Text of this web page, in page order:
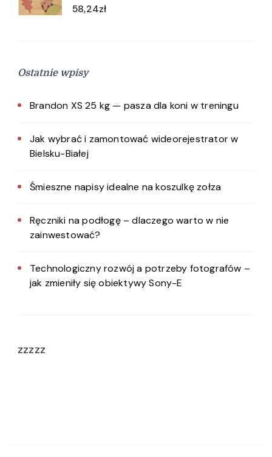
58,24zł
Ostatnie wpisy
Brandon XS 25 kg — pasza dla koni w treningu
Jak wybrać i zamontować wideorejestrator w
Bielsku-Białej
Śmieszne napisy idealne na koszulkę zołza
Ręczniki na podłogę – dlaczego warto w nie
zainwestować?
Technologiczny rozwój a potrzeby fotografów –
jak zmieniły się obiektywy Sony-E
zzzzz